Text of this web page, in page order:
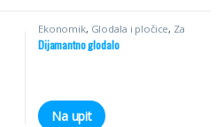
Ekonomik, Glodala i pločice, Za
CNC DIA
Dijamantno glodalo
Na upit